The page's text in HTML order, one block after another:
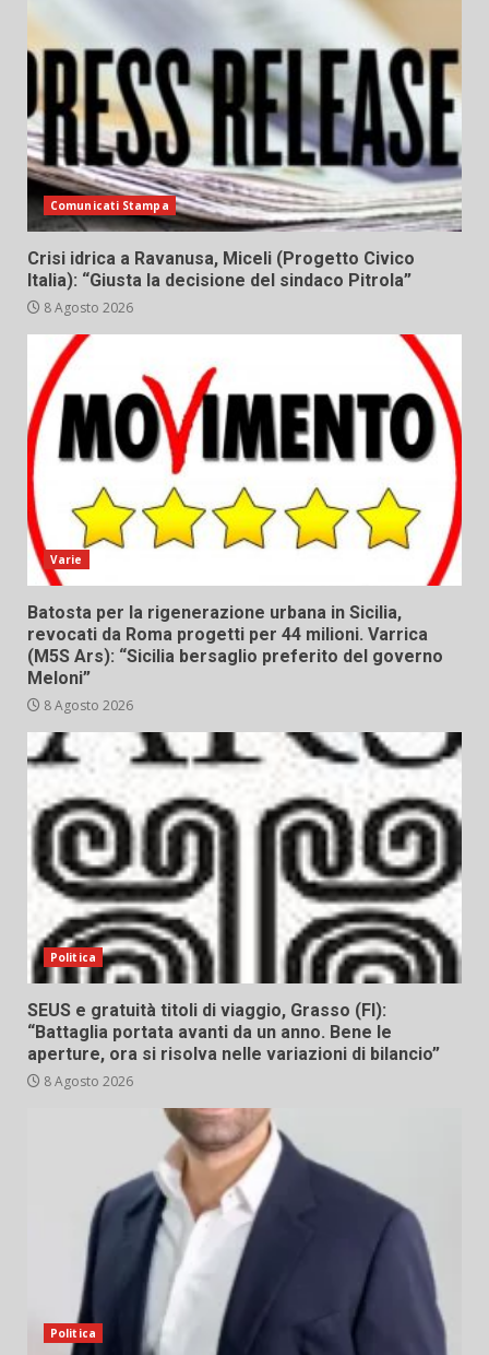
Comunicati Stampa
Crisi idrica a Ravanusa, Miceli (Progetto Civico
Italia): “Giusta la decisione del sindaco Pitrola”
8 Agosto 2026
Varie
Batosta per la rigenerazione urbana in Sicilia,
revocati da Roma progetti per 44 milioni. Varrica
(M5S Ars): “Sicilia bersaglio preferito del governo
Meloni”
8 Agosto 2026
Politica
SEUS e gratuità titoli di viaggio, Grasso (FI):
“Battaglia portata avanti da un anno. Bene le
aperture, ora si risolva nelle variazioni di bilancio”
8 Agosto 2026
Politica